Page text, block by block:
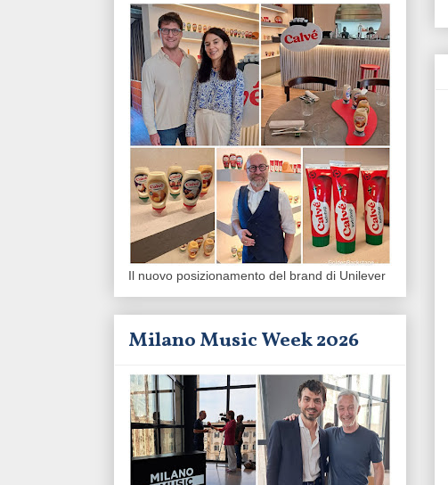
Il nuovo posizionamento del brand di Unilever
Milano Music Week 2026